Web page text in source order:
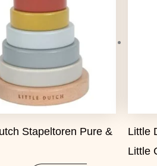
Stapeltoren Pure &
€15,99.
Little
Little